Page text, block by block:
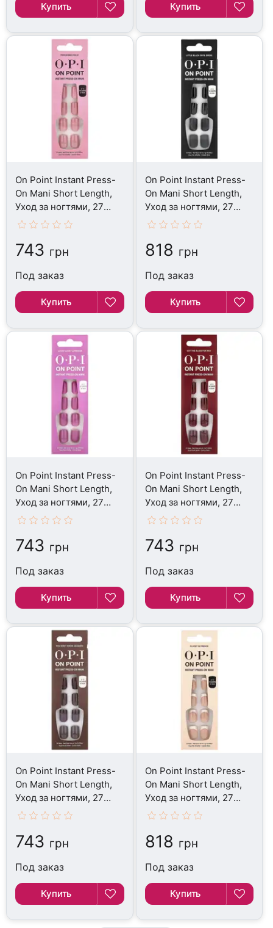
Купить Купить
On Point Instant Press-
On Mani Short Length,
Уход за ногтями, 27
Piece Kit
743 грн
Под заказ
Купить
On Point Instant Press-
On Mani Short Length,
Уход за ногтями, 27
Piece Kit
818 грн
Под заказ
Купить
On Point Instant Press-
On Mani Short Length,
Уход за ногтями, 27
Piece Kit
743 грн
Под заказ
Купить
On Point Instant Press-
On Mani Short Length,
Уход за ногтями, 27
Piece Kit
743 грн
Под заказ
Купить
On Point Instant Press-
On Mani Short Length,
Уход за ногтями, 27
Piece Kit
743 грн
Под заказ
Купить
On Point Instant Press-
On Mani Short Length,
Уход за ногтями, 27
Piece Kit
818 грн
Под заказ
Купить